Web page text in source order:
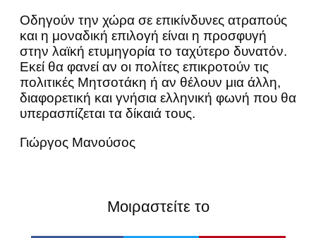
Oδηγούν την χώρα σε επικίνδυνες ατραπούς
και η μοναδική επιλογή είναι η προσφυγή
στην λαϊκή ετυμηγορία το ταχύτερο δυνατόν.
Εκεί θα φανεί αν οι πολίτες επικροτούν τις
πολιτικές Μητσοτάκη ή αν θέλουν μια άλλη,
διαφορετική και γνήσια ελληνική φωνή που θα
υπερασπίζεται τα δίκαιά τους.
Γιώργος Μανούσος
Μοιραστείτε το